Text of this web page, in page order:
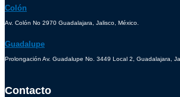
Colón
Av. Colón No 2970 Guadalajara, Jalisco, México.
Guadalupe
Prolongación Av. Guadalupe No. 3449 Local 2, Guadalajara,
Contacto